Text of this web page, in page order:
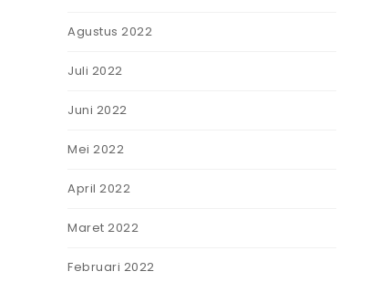
Agustus 2022
Juli 2022
Juni 2022
Mei 2022
April 2022
Maret 2022
Februari 2022